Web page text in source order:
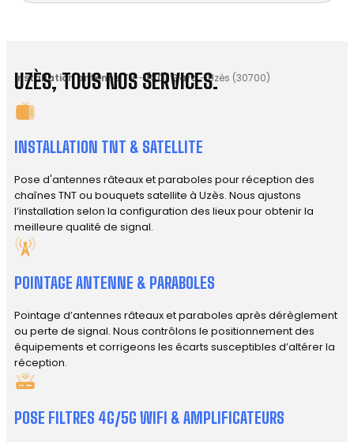
Installation antenne TV-(30) Gard-Uzès (30700)
UZÈS, TOUS NOS SERVICES.
INSTALLATION TNT & SATELLITE
Pose d'antennes râteaux et paraboles pour réception des
chaînes TNT ou bouquets satellite à Uzès. Nous ajustons
l’installation selon la configuration des lieux pour obtenir la
meilleure qualité de signal.
POINTAGE ANTENNE & PARABOLES
Pointage d’antennes râteaux et paraboles après dérèglement
ou perte de signal. Nous contrôlons le positionnement des
équipements et corrigeons les écarts susceptibles d’altérer la
réception.
POSE FILTRES 4G/5G WIFI & AMPLIFICATEURS